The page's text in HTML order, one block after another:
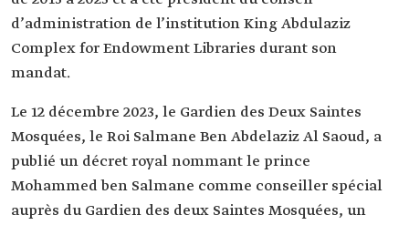
d’administration de l’institution King Abdulaziz
Complex for Endowment Libraries durant son
mandat.
Le 12 décembre 2023, le Gardien des Deux Saintes
Mosquées, le Roi Salmane Ben Abdelaziz Al Saoud, a
publié un décret royal nommant le prince
Mohammed ben Salmane comme conseiller spécial
auprès du Gardien des deux Saintes Mosquées, un